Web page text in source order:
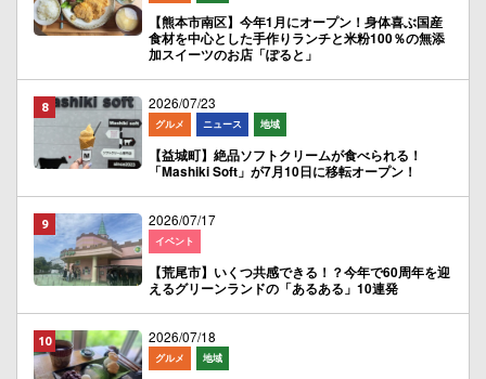
【熊本市南区】今年1月にオープン！身体喜ぶ国産
食材を中心とした手作りランチと米粉100％の無添
加スイーツのお店「ぽると」
2026/07/23
グルメ ニュース 地域
【益城町】絶品ソフトクリームが食べられる！
「Mashiki Soft」が7月10日に移転オープン！
2026/07/17
イベント
【荒尾市】いくつ共感できる！？今年で60周年を迎
えるグリーンランドの「あるある」10連発
2026/07/18
グルメ 地域